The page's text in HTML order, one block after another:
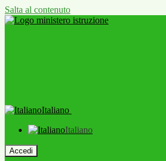
Salta al contenuto
Italiano
Italiano
Accedi